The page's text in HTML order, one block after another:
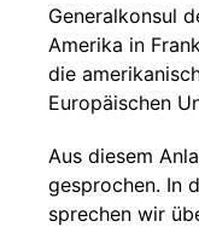
Generalkonsul
Amerika in
die
Europäischen
Aus diesem
gesprochen. In
sprechen wir